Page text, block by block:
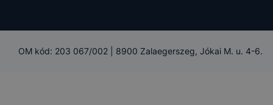
OM kód: 203 067/002 8900 Zalaegerszeg, Jókai M. u. 4-6.